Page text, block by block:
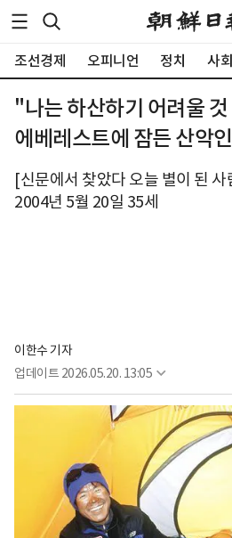
조선경제 오피니언 정치 사회
"나는 하산하기 어려울
에베레스트에 잠든 산악
[신문에서 찾았다 오늘 별이 된 사
2004년 5월 20일 35세
이한수 기자
업데이트 2026.05.20. 13:05